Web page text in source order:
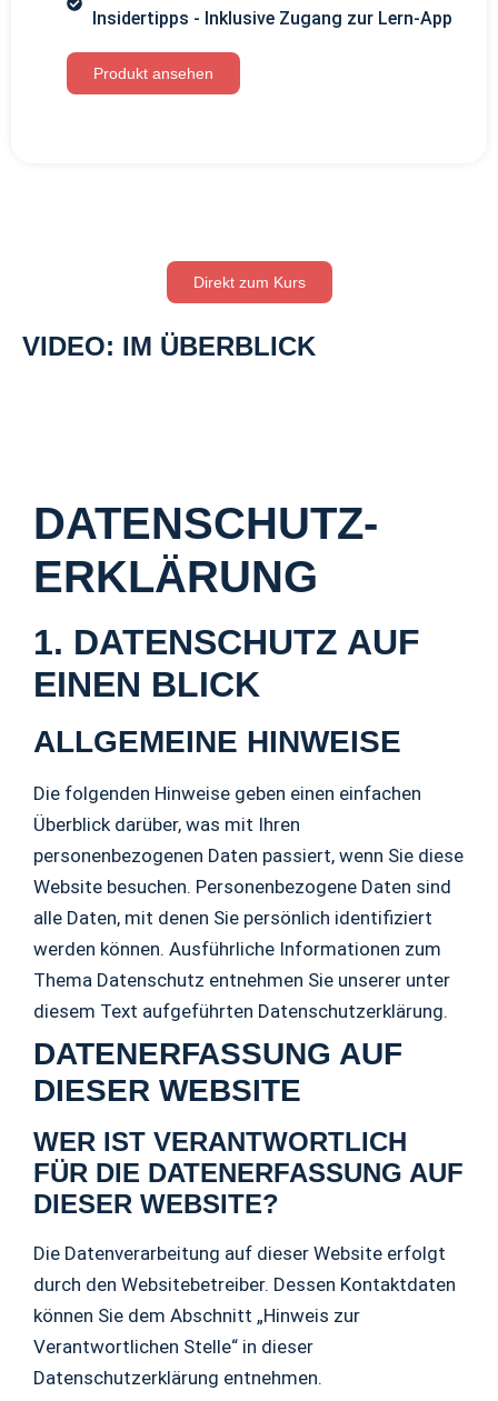
Insidertipps - Inklusive Zugang zur Lern-App
Produkt ansehen
Direkt zum Kurs
VIDEO: IM ÜBERBLICK
DATENSCHUTZ­
ERKLÄRUNG
1. DATENSCHUTZ AUF
EINEN BLICK
ALLGEMEINE HINWEISE
Die folgenden Hinweise geben einen einfachen
Überblick darüber, was mit Ihren
personenbezogenen Daten passiert, wenn Sie diese
Website besuchen. Personenbezogene Daten sind
alle Daten, mit denen Sie persönlich identifiziert
werden können. Ausführliche Informationen zum
Thema Datenschutz entnehmen Sie unserer unter
diesem Text aufgeführten Datenschutzerklärung.
DATENERFASSUNG AUF
DIESER WEBSITE
WER IST VERANTWORTLICH
FÜR DIE DATENERFASSUNG AUF
DIESER WEBSITE?
Die Datenverarbeitung auf dieser Website erfolgt
durch den Websitebetreiber. Dessen Kontaktdaten
können Sie dem Abschnitt „Hinweis zur
Verantwortlichen Stelle“ in dieser
Datenschutzerklärung entnehmen.